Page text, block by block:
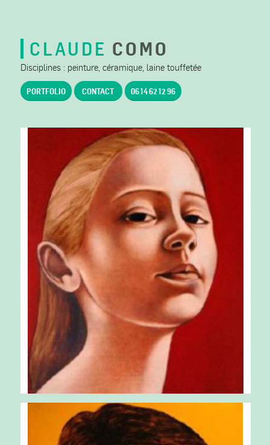
CLAUDE COMO
Disciplines : peinture, céramique, laine touffetée
PORTFOLIO CONTACT 06 14 62 12 96